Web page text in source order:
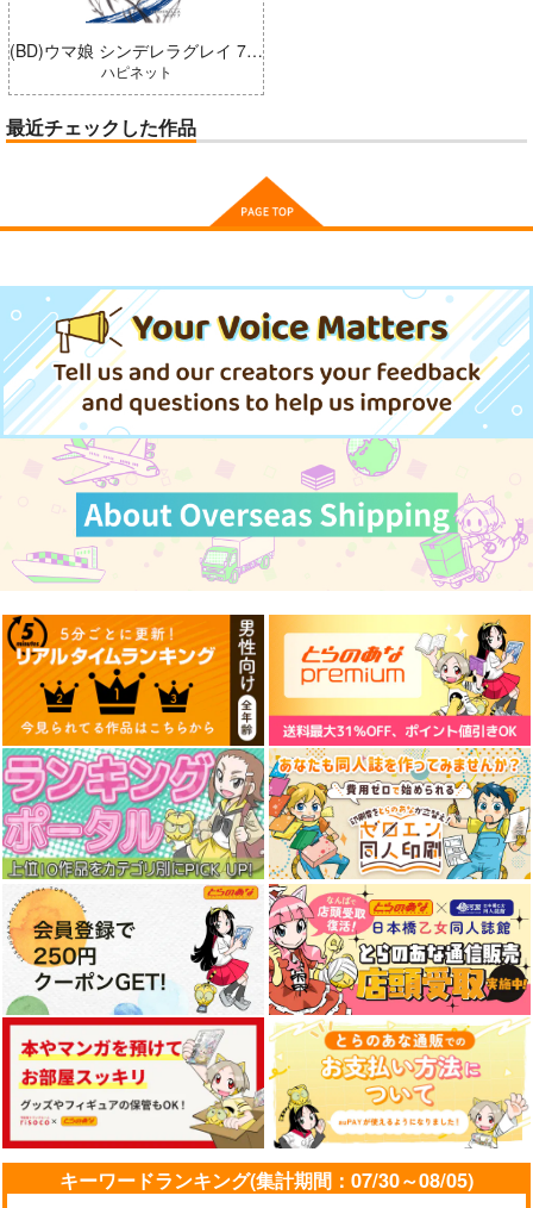
(BD)ウマ娘 シンデレラグレイ 7 豪華版 (とらのあな限定版)
ハピネット
最近チェックした作品
キーワードランキング(集計期間：07/30～08/05)